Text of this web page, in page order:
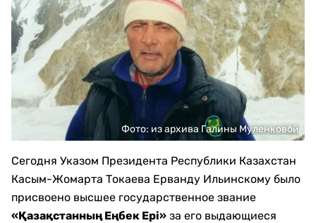
Фото: из архива Галины Муленковой
Сегодня Указом Президента Республики Казахстан
Касым-Жомарта Токаева Ерванду Ильинскому было
присвоено высшее государственное звание
«Қазақстанның Еңбек Ері» за его выдающиеся